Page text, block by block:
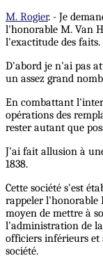
M. Rogier. - Je
l'honorable M. Van
l'exactitude des faits.
D'abord je n'ai pas
un assez grand
En combattant
opérations des
rester autant que
J'ai fait allusion à
1838.
Cette société s'est
rappeler l'honorable
moyen de mettre à
l'administration de
officiers inférieurs et
société.